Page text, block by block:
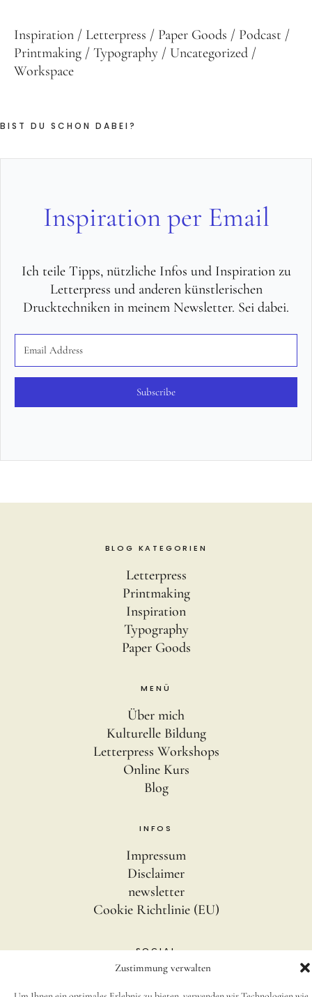
Zustimmung verwalten
Inspiration Letterpress Paper Goods
Podcast
Printmaking
Typography
Uncategorized
Workspace
BIST DU SCHON DABEI?
Inspiration per Email
Ich teile Tipps, nützliche Infos und Inspiration zu
Letterpress und anderen künstlerischen
Drucktechniken in meinem Newsletter. Sei dabei.
Subscribe
BLOG KATEGORIEN
Letterpress
Printmaking
Inspiration
Typography
Paper Goods
MENÜ
Über mich
Kulturelle Bildung
Letterpress Workshops
Online Kurs
Blog
INFOS
Impressum
Disclaimer
newsletter
Cookie Richtlinie (EU)
SOCIAL
Instagram